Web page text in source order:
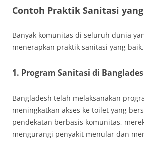
Contoh Praktik Sanitasi
Banyak komunitas di seluruh dunia
menerapkan praktik sanitasi yang
1. Program Sanitasi di
Bangladesh telah melaksanakan
meningkatkan akses ke toilet yang
pendekatan berbasis komunitas,
mengurangi penyakit menular dan